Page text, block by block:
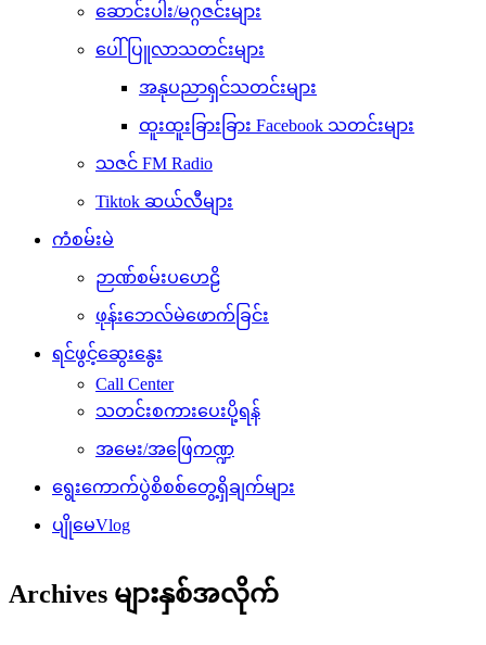
ဆောင်းပါး/မဂ္ဂဇင်းများ
ပေါ်ပြူလာသတင်းများ
အနုပညာရှင်သတင်းများ
ထူးထူးခြားခြား Facebook သတင်းများ
သဇင် FM Radio
Tiktok ဆယ်လီများ
ကံစမ်းမဲ
ဉာဏ်စမ်းပဟေဠိ
ဖုန်းဘေလ်မဲဖောက်ခြင်း
ရင်ဖွင့်ဆွေးနွေး
Call Center
သတင်းစကားပေးပို့ရန်
အမေး/အဖြေကဏ္ဍ
ရွေးကောက်ပွဲစိစစ်တွေ့ရှိချက်များ
ပျိုမေVlog
Archives များနှစ်အလိုက်